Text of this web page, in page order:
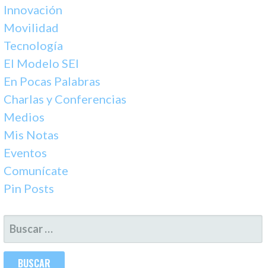
Innovación
Movilidad
Tecnología
El Modelo SEI
En Pocas Palabras
Charlas y Conferencias
Medios
Mis Notas
Eventos
Comunícate
Pin Posts
BUSCAR: